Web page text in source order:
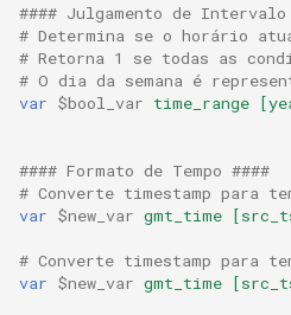
#### Julgamento de Intervalo
# Determina se o horário
# Retorna 1 se todas as
# O dia da semana é
var $bool_var time_range
#### Formato de Tempo ####
# Converte timestamp para
var $new_var gmt_time
# Converte timestamp para
var $new_var gmt_time